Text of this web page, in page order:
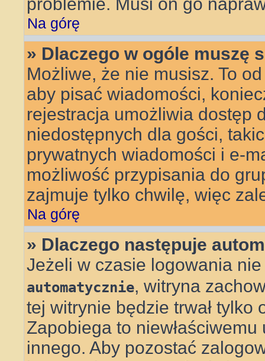
Na górę
» Dlaczego w ogóle muszę
Możliwe, że nie musisz. To
aby pisać wiadomości,
rejestracja umożliwia dostęp
niedostępnych dla gości,
prywatnych wiadomości i e-
możliwość przypisania do
zajmuje tylko chwilę, więc
Na górę
» Dlaczego następuje
Jeżeli w czasie logowania
automatycznie, witryna
tej witrynie będzie trwał
Zapobiega to
innego. Aby pozostać